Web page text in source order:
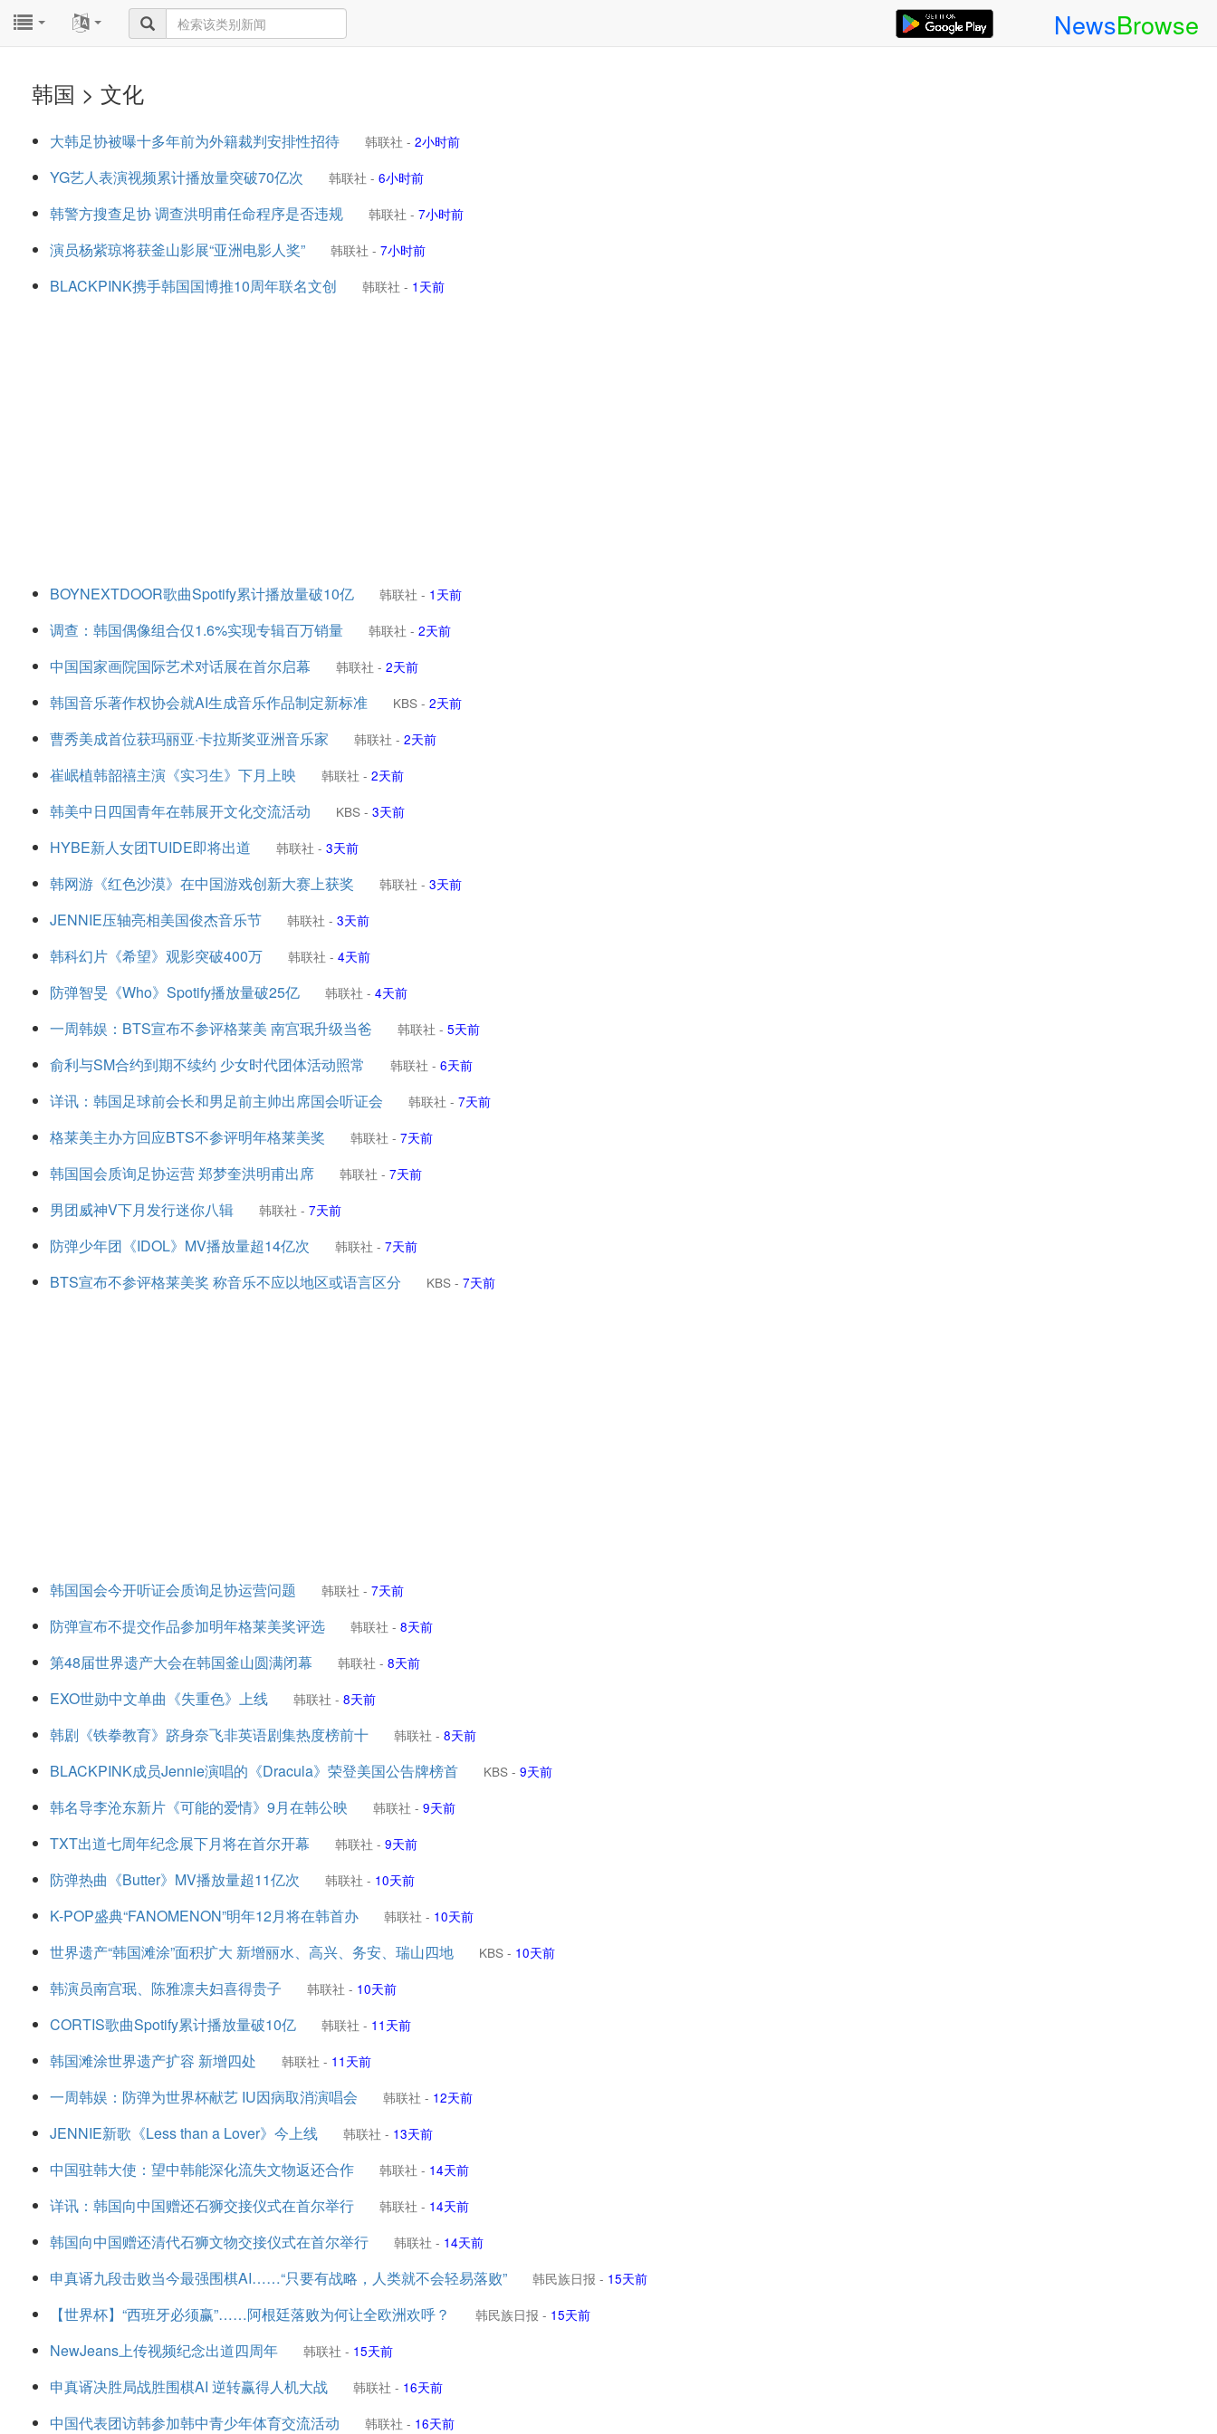
NewsBrowse
韩国 > 文化
大韩足协被曝十多年前为外籍裁判安排性招待 韩联社 - 2小时前
YG艺人表演视频累计播放量突破70亿次 韩联社 - 6小时前
韩警方搜查足协 调查洪明甫任命程序是否违规 韩联社 - 7小时前
演员杨紫琼将获釜山影展“亚洲电影人奖” 韩联社 - 7小时前
BLACKPINK携手韩国国博推10周年联名文创 韩联社 - 1天前
BOYNEXTDOOR歌曲Spotify累计播放量破10亿 韩联社 - 1天前
调查：韩国偶像组合仅1.6%实现专辑百万销量 韩联社 - 2天前
中国国家画院国际艺术对话展在首尔启幕 韩联社 - 2天前
韩国音乐著作权协会就AI生成音乐作品制定新标准 KBS - 2天前
曹秀美成首位获玛丽亚·卡拉斯奖亚洲音乐家 韩联社 - 2天前
崔岷植韩韶禧主演《实习生》下月上映 韩联社 - 2天前
韩美中日四国青年在韩展开文化交流活动 KBS - 3天前
HYBE新人女团TUIDE即将出道 韩联社 - 3天前
韩网游《红色沙漠》在中国游戏创新大赛上获奖 韩联社 - 3天前
JENNIE压轴亮相美国俊杰音乐节 韩联社 - 3天前
韩科幻片《希望》观影突破400万 韩联社 - 4天前
防弹智旻《Who》Spotify播放量破25亿 韩联社 - 4天前
一周韩娱：BTS宣布不参评格莱美 南宫珉升级当爸 韩联社 - 5天前
俞利与SM合约到期不续约 少女时代团体活动照常 韩联社 - 6天前
详讯：韩国足球前会长和男足前主帅出席国会听证会 韩联社 - 7天前
格莱美主办方回应BTS不参评明年格莱美奖 韩联社 - 7天前
韩国国会质询足协运营 郑梦奎洪明甫出席 韩联社 - 7天前
男团威神V下月发行迷你八辑 韩联社 - 7天前
防弹少年团《IDOL》MV播放量超14亿次 韩联社 - 7天前
BTS宣布不参评格莱美奖 称音乐不应以地区或语言区分 KBS - 7天前
韩国国会今开听证会质询足协运营问题 韩联社 - 7天前
防弹宣布不提交作品参加明年格莱美奖评选 韩联社 - 8天前
第48届世界遗产大会在韩国釜山圆满闭幕 韩联社 - 8天前
EXO世勋中文单曲《失重色》上线 韩联社 - 8天前
韩剧《铁拳教育》跻身奈飞非英语剧集热度榜前十 韩联社 - 8天前
BLACKPINK成员Jennie演唱的《Dracula》荣登美国公告牌榜首 KBS - 9天前
韩名导李沧东新片《可能的爱情》9月在韩公映 韩联社 - 9天前
TXT出道七周年纪念展下月将在首尔开幕 韩联社 - 9天前
防弹热曲《Butter》MV播放量超11亿次 韩联社 - 10天前
K-POP盛典“FANOMENON”明年12月将在韩首办 韩联社 - 10天前
世界遗产“韩国滩涂”面积扩大 新增丽水、高兴、务安、瑞山四地 KBS - 10天前
韩演员南宫珉、陈雅凛夫妇喜得贵子 韩联社 - 10天前
CORTIS歌曲Spotify累计播放量破10亿 韩联社 - 11天前
韩国滩涂世界遗产扩容 新增四处 韩联社 - 11天前
一周韩娱：防弹为世界杯献艺 IU因病取消演唱会 韩联社 - 12天前
JENNIE新歌《Less than a Lover》今上线 韩联社 - 13天前
中国驻韩大使：望中韩能深化流失文物返还合作 韩联社 - 14天前
详讯：韩国向中国赠还石狮交接仪式在首尔举行 韩联社 - 14天前
韩国向中国赠还清代石狮文物交接仪式在首尔举行 韩联社 - 14天前
申真谞九段击败当今最强围棋AI……“只要有战略，人类就不会轻易落败” 韩民族日报 - 15天前
【世界杯】“西班牙必须赢”……阿根廷落败为何让全欧洲欢呼？ 韩民族日报 - 15天前
NewJeans上传视频纪念出道四周年 韩联社 - 15天前
申真谞决胜局战胜围棋AI 逆转赢得人机大战 韩联社 - 16天前
中国代表团访韩参加韩中青少年体育交流活动 韩联社 - 16天前